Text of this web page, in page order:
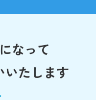
なって
いたします